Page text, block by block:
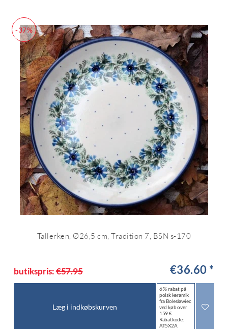
-37%
Tallerken, Ø26,5 cm, Tradition 7, BSN s-170
butikspris:€57.95 €36.60 *
Læg i indkøbskurven
6 % rabat på
polsk keramik
fra Bolesławiec
ved køb over
159 €
Rabatkode:
AT5X2A